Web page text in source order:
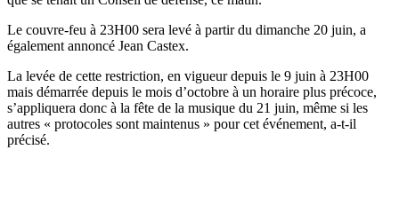
Le couvre-feu à 23H00 sera levé à partir du dimanche 20 juin, a
également annoncé Jean Castex.
La levée de cette restriction, en vigueur depuis le 9 juin à 23H00
mais démarrée depuis le mois d’octobre à un horaire plus précoce,
s’appliquera donc à la fête de la musique du 21 juin, même si les
autres « protocoles sont maintenus » pour cet événement, a-t-il
précisé.